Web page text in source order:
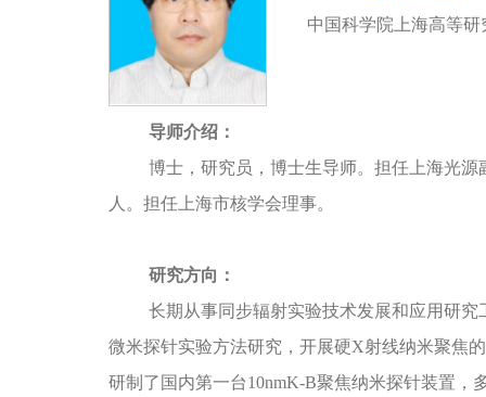
中国科学院上海高等研
导师介绍：
博士，研究员，博士生导师。担任上海光
人。担任上海市核学会理事。
研究方向：
长期从事同步辐射实验技术发展和应用研
微米探针实验方法研究，开展硬X射线纳米聚焦
研制了国内第一台10nmK-B聚焦纳米探针装置，